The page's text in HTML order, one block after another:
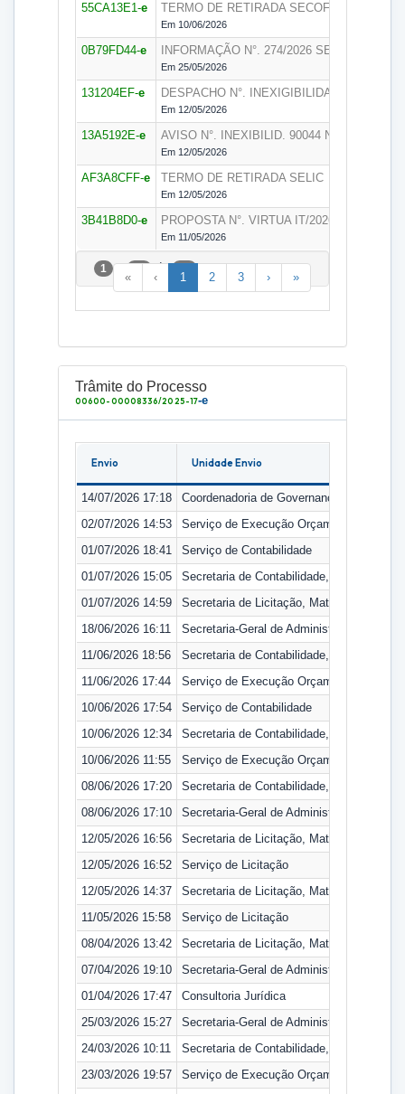
55CA13E1-e TERMO DE RETIRADA SECOF
Em 10/06/2026
0B79FD44-e INFORMAÇÃO N°. 274/2026 SEGEDAM
Em 25/05/2026
131204EF-e DESPACHO N°. INEXIGIBILIDADE 90044/
Em 12/05/2026
13A5192E-e AVISO N°. INEXIBILID. 90044 NO PNCP/
Em 12/05/2026
AF3A8CFF-e TERMO DE RETIRADA SELIC
Em 12/05/2026
3B41B8D0-e PROPOSTA N°. VIRTUA IT/2026
Em 11/05/2026
1 a 25 de
« ‹ 1 2 3 › »
Trâmite do Processo
00600-00008336/2025-17-e
Envio Unidade Envio
14/07/2026 17:18
Coordenadoria de Governança e
02/07/2026 14:53
Serviço de Execução Orçamentária
01/07/2026 18:41
Serviço de Contabilidade
01/07/2026 15:05
Secretaria de Contabilidade, Orçamento e
01/07/2026 14:59
Secretaria de Licitação, Material e
18/06/2026 16:11
Secretaria-Geral de Administração
11/06/2026 18:56
Secretaria de Contabilidade, Orçamento e
11/06/2026 17:44
Serviço de Execução Orçamentária
10/06/2026 17:54
Serviço de Contabilidade
10/06/2026 12:34
Secretaria de Contabilidade, Orçamento e
10/06/2026 11:55
Serviço de Execução Orçamentária
08/06/2026 17:20
Secretaria de Contabilidade, Orçamento e
08/06/2026 17:10
Secretaria-Geral de Administração
12/05/2026 16:56
Secretaria de Licitação, Material e
12/05/2026 16:52
Serviço de Licitação
12/05/2026 14:37
Secretaria de Licitação, Material e
11/05/2026 15:58
Serviço de Licitação
08/04/2026 13:42
Secretaria de Licitação, Material e
07/04/2026 19:10
Secretaria-Geral de Administração
01/04/2026 17:47
Consultoria Jurídica
25/03/2026 15:27
Secretaria-Geral de Administração
24/03/2026 10:11
Secretaria de Contabilidade, Orçamento e
23/03/2026 19:57
Serviço de Execução Orçamentária